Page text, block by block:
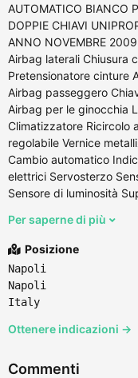
AUTOMATICO BIANCO
DOPPIE CHIAVI
ANNO NOVEMBRE
Airbag laterali Chiusura
Pretensionatore cinture
Airbag passeggero
Airbag per le ginocchia
Climatizzatore Ricircolo
regolabile Vernice
Cambio automatico
elettrici Servosterzo
Sensore di luminosità
Per saperne di più
Posizione
Napoli
Napoli
Italy
Ottenere indicazioni →
Commenti